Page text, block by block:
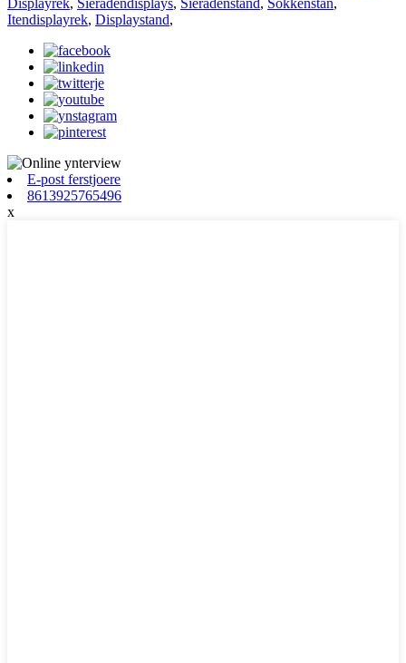
Itendisplayrek, Displaystand,
E-post ferstjoere
8613925765496
x